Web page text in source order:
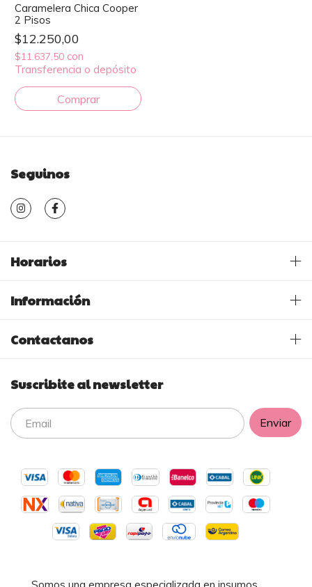
Caramelera Chica Cooper
2 Pisos
$12.250,00
$11.637,50 con
Transferencia o depósito
Seguinos
Horarios
Información
Contactanos
Suscribite al newsletter
Somos una empresa especializada en insumos,